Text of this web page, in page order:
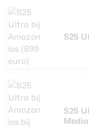
S25
S25